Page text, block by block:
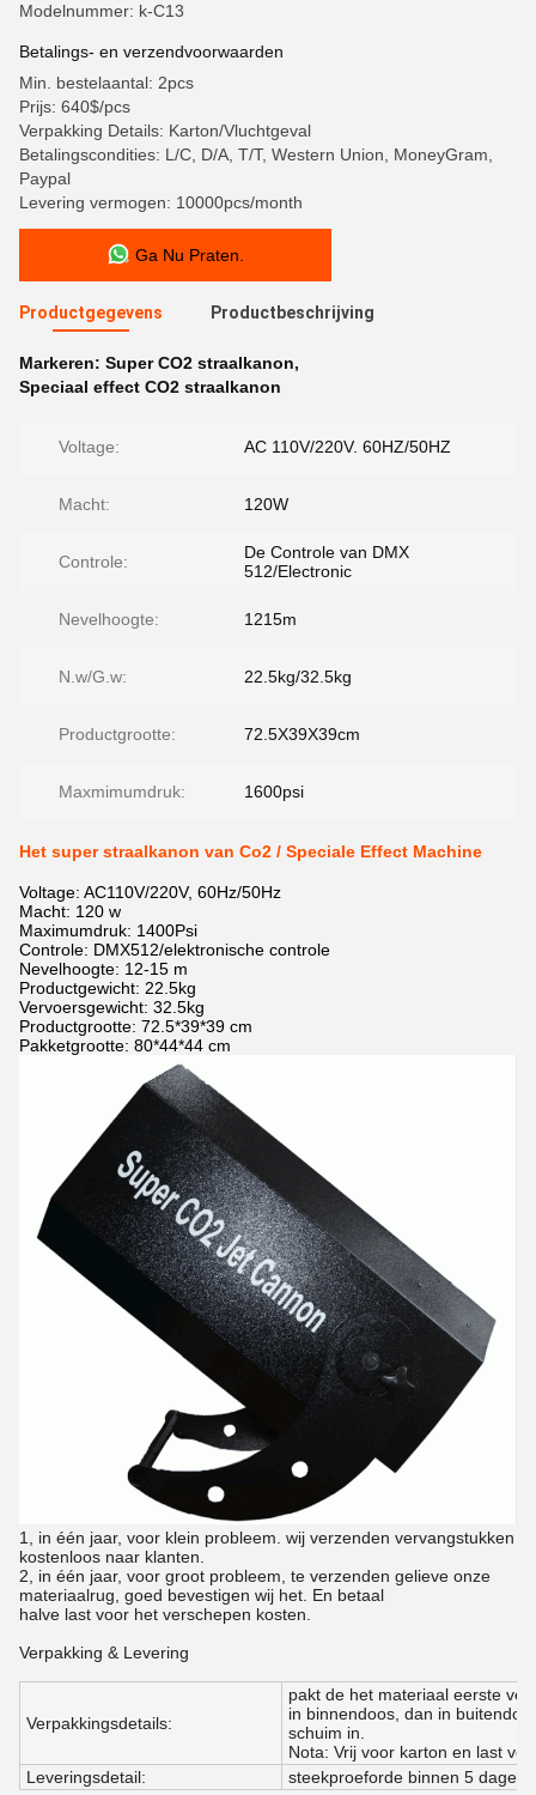
Modelnummer: k-C13
Betalings- en verzendvoorwaarden
Min. bestelaantal: 2pcs
Prijs: 640$/pcs
Verpakking Details: Karton/Vluchtgeval
Betalingscondities: L/C, D/A, T/T, Western Union, MoneyGram,
Paypal
Levering vermogen: 10000pcs/month
Ga Nu Praten.
Productgegevens Productbeschrijving
Markeren: Super CO2 straalkanon,
Speciaal effect CO2 straalkanon
Voltage: AC 110V/220V. 60HZ/50HZ
Macht: 120W
Controle:
De Controle van DMX
512/Electronic
Nevelhoogte: 1215m
N.w/G.w: 22.5kg/32.5kg
Productgrootte: 72.5X39X39cm
Maxmimumdruk: 1600psi
Het super straalkanon van Co2 / Speciale Effect Machine
Voltage: AC110V/220V, 60Hz/50Hz
Macht: 120 w
Maximumdruk: 1400Psi
Controle: DMX512/elektronische controle
Nevelhoogte: 12-15 m
Productgewicht: 22.5kg
Vervoersgewicht: 32.5kg
Productgrootte: 72.5*39*39 cm
Pakketgrootte: 80*44*44 cm
1, in één jaar, voor klein probleem. wij verzenden vervangstukken
kostenloos naar klanten.
2, in één jaar, voor groot probleem, te verzenden gelieve onze
materiaalrug, goed bevestigen wij het. En betaal
halve last voor het verschepen kosten.
Verpakking & Levering
Verpakkingsdetails:
pakt de het materiaal eerste
in binnendoos, dan in
schuim in.
Nota: Vrij voor karton en last
Leveringsdetail:
steekproeforde binnen 5